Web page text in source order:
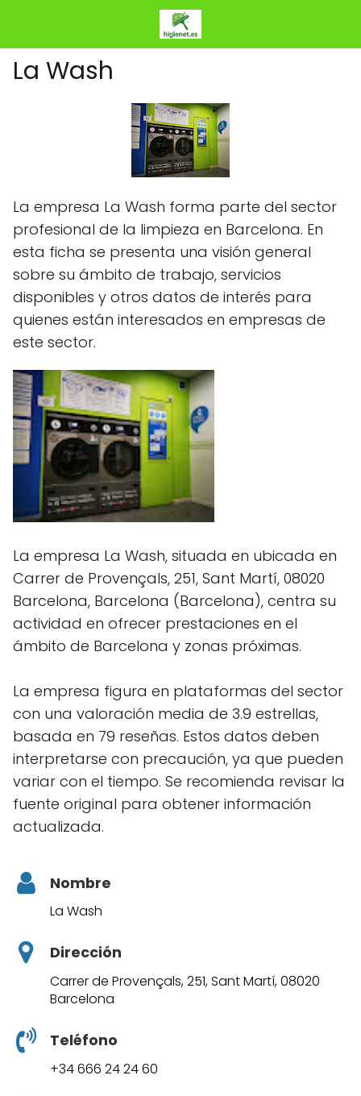
La Wash
La empresa La Wash forma parte del sector
profesional de la limpieza en Barcelona. En
esta ficha se presenta una visión general
sobre su ámbito de trabajo, servicios
disponibles y otros datos de interés para
quienes están interesados en empresas de
este sector.
La empresa La Wash, situada en ubicada en
Carrer de Provençals, 251, Sant Martí, 08020
Barcelona, Barcelona (Barcelona), centra su
actividad en ofrecer prestaciones en el
ámbito de Barcelona y zonas próximas.
La empresa figura en plataformas del sector
con una valoración media de 3.9 estrellas,
basada en 79 reseñas. Estos datos deben
interpretarse con precaución, ya que pueden
variar con el tiempo. Se recomienda revisar la
fuente original para obtener información
actualizada.
Nombre
La Wash
Dirección
Carrer de Provençals, 251, Sant Martí, 08020
Barcelona
Teléfono
+34 666 24 24 60